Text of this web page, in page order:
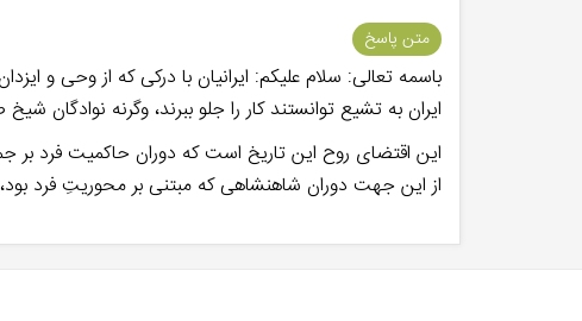
متن پاسخ
باسمه تعالی: سلام علیکم: ایرانیان با درکی که از وحی و
ایران به تشیع توانستند کار را جلو ببرند، وگرنه نوادگان
این اقتضای روح این تاریخ است که دوران حاکمیت فرد بر
از این جهت دوران شاهنشاهی که مبتنی بر محوریتِ فرد